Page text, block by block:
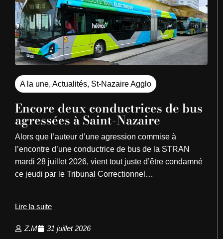
A la une, Actualités, St-Nazaire Agglo
Encore deux conductrices de bus
agressées à Saint-Nazaire
Alors que l’auteur d’une agression commise à
l’encontre d’une conductrice de bus de la STRAN
mardi 28 juillet 2026, vient tout juste d’être condamné
ce jeudi par le Tribunal Correctionnel…
Lire la suite
Z.M 31 juillet 2026